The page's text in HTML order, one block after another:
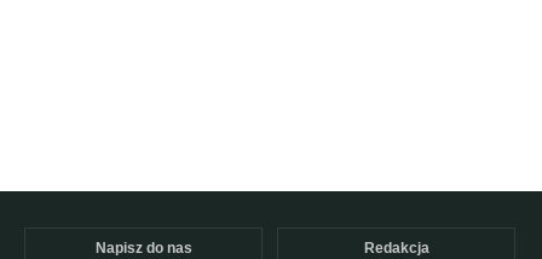
Napisz do nas Redakcja